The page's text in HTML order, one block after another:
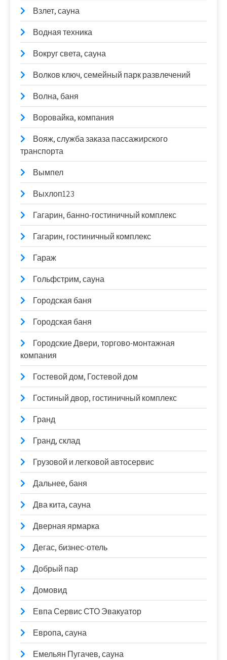
Взлет, сауна
Водная техника
Вокруг света, сауна
Волков ключ, семейный парк развлечений
Волна, баня
Воровайка, компания
Вояж, служба заказа пассажирского
транспорта
Вымпел
Выхлоп123
Гагарин, банно-гостиничный комплекс
Гагарин, гостиничный комплекс
Гараж
Гольфстрим, сауна
Городская баня
Городская баня
Городские Двери, торгово-монтажная
компания
Гостевой дом, Гостевой дом
Гостиный двор, гостиничный комплекс
Гранд
Гранд, склад
Грузовой и легковой автосервис
Дальнее, баня
Два кита, сауна
Дверная ярмарка
Дегас, бизнес-отель
Добрый пар
Домовид
Евпа Сервис СТО Эвакуатор
Европа, сауна
Емельян Пугачев, сауна